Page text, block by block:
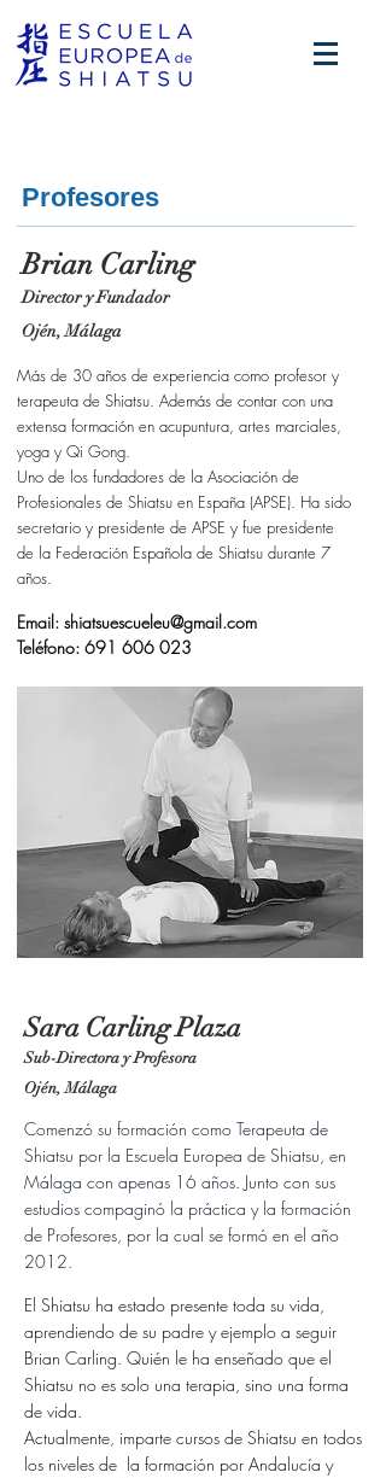
Profesores
Brian Carling
Director y Fundador
Ojén, Málaga
Más de 30 años de experiencia como profesor y
terapeuta de Shiatsu. Además de contar con una
extensa formación en acupuntura, artes marciales,
yoga y Qi Gong.
Uno de los fundadores de la Asociación de
Profesionales de Shiatsu en España (APSE). Ha sido
secretario y presidente de APSE y fue presidente
de la Federación Española de Shiatsu durante 7
años.
Email: shiatsuescueleu@gmail.com
Teléfono: 691 606 023
Sara Carling Plaza
Sub-Directora yProfesora
Ojén, Málaga
Comenzó su formación como Terapeuta de
Shiatsu por la Escuela Europea de Shiatsu, en
Málaga con apenas 16 años. Junto con sus
estudios compaginó la práctica y la formación
de Profesores, por la cual se formó en el año
2012.
El Shiatsu ha estado presente toda su vida,
aprendiendo de su padre y ejemplo a seguir
Brian Carling. Quién le ha enseñado que el
Shiatsu no es solo una terapia, sino una forma
de vida.
Actualmente, imparte cursos de Shiatsu en todos
los niveles de la formación por Andalucía y